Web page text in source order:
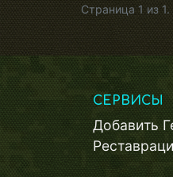
Страница 1 из
СЕРВИСЫ
Добавить